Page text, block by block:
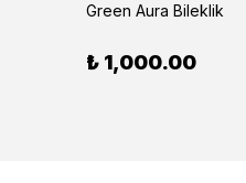
Green Aura Bileklik
₺ 1,000.00